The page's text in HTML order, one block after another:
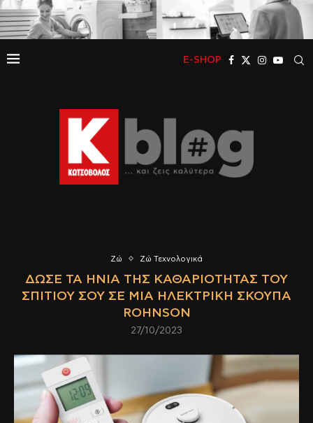
E-SHOP
Ζώ Ζώ Τεχνολογικά
ΔΏΣΕ ΤΑ ΗΝΊΑ ΤΗΣ ΚΑΘΑΡΙΌΤΗΤΑΣ ΤΟΥ
ΣΠΙΤΙΟΎ ΣΟΥ ΣΕ ΜΙΑ ΗΛΕΚΤΡΙΚΉ ΣΚΟΎΠΑ
ROHNSON
27/10/2023